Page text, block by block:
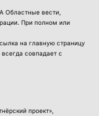
Областные вести,
При полном или
на главную страницу
совпадает с
проект»,